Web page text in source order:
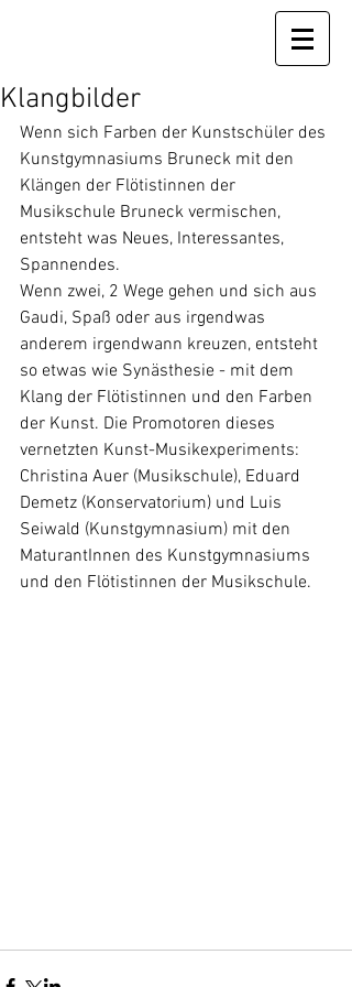
Klangbilder
Wenn sich Farben der Kunstschüler des
Kunstgymnasiums Bruneck mit den
Klängen der Flötistinnen der
Musikschule Bruneck vermischen,
entsteht was Neues, Interessantes,
Spannendes.
Wenn zwei, 2 Wege gehen und sich aus
Gaudi, Spaß oder aus irgendwas
anderem irgendwann kreuzen, entsteht
so etwas wie Synästhesie - mit dem
Klang der Flötistinnen und den Farben
der Kunst. Die Promotoren dieses
vernetzten Kunst-Musikexperiments:
Christina Auer (Musikschule), Eduard
Demetz (Konservatorium) und Luis
Seiwald (Kunstgymnasium) mit den
MaturantInnen des Kunstgymnasiums
und den Flötistinnen der Musikschule.